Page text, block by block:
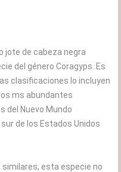
jote de cabeza negra
del género Coragyps. Es
clasificaciones lo incluyen
ms abundantes
del Nuevo Mundo
de los Estados Unidos
esta especie no